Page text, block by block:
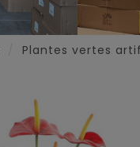
Plantes vertes